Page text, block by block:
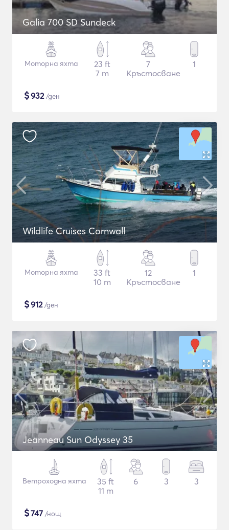
Galia 700 SD Sundeck
Моторна яхта
23 ft
7 m
7
Кръстосване
1
$932/ден
Wildlife Cruises Cornwall
Моторна яхта
33 ft
10 m
12
Кръстосване
1
$912/ден
Jeanneau Sun Odyssey 35
Ветроходна яхта
35 ft
11 m
6 3 3
$747 /нощ